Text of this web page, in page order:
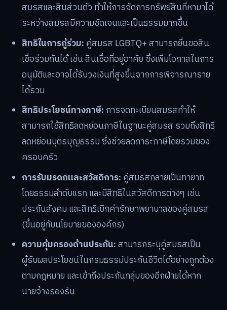
สมรสและสินส่วนตัว ทำให้การจัดการทรัพย์สินที่หามาได้
ระหว่างสมรสมีความชัดเจนและเป็นธรรมมากขึ้น
สิทธิในการกู้ร่วม: คู่สมรส LGBTQ+ สามารถยื่นขอสิน
เชื่อร่วมกันได้ เช่น สินเชื่อที่อยู่อาศัย ซึ่งเพิ่มโอกาสในการ
อนุมัติและอาจได้รับวงเงินที่สูงขึ้นจากการพิจารณาราย
ได้รวม
สิทธิประโยชน์ทางภาษี: การจดทะเบียนสมรสทำให้
สามารถใช้สิทธิลดหย่อนภาษีในฐานะคู่สมรส รวมถึงสิทธิ
ลดหย่อนบุตรบุญธรรม ซึ่งช่วยลดภาระภาษีโดยรวมของ
ครอบครัว
การรับมรดกและสวัสดิการ: คู่สมรสกลายเป็นทายาท
โดยธรรมลำดับแรก และมีสิทธิในสวัสดิการต่างๆ เช่น
ประกันสังคม และสิทธิเบิกค่ารักษาพยาบาลของคู่สมรส
(ขึ้นอยู่กับนโยบายขององค์กร)
ความคุ้มครองด้านประกัน:สามารถระบุคู่สมรสเป็น
ผู้รับผลประโยชน์ในกรมธรรม์ประกันชีวิตได้อย่างถูกต้อง
ตามกฎหมาย และเข้าถึงประกันกลุ่มของอีกฝ่ายได้หาก
นายจ้างรองรับ